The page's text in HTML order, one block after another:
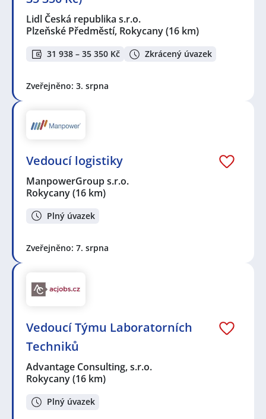
Lidl Česká republika s.r.o.
Plzeňské Předměstí, Rokycany(16 km)
31 938 – 35 350 Kč Zkrácený úvazek
Zveřejněno: 3. srpna
Vedoucí logistiky
ManpowerGroup s.r.o.
Rokycany(16 km)
Plný úvazek
Zveřejněno: 7. srpna
Vedoucí Týmu Laboratorních
Techniků
Advantage Consulting, s.r.o.
Rokycany(16 km)
Plný úvazek